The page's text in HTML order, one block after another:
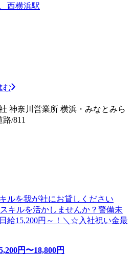
西横浜駅
む
神奈川営業所 横浜・みなとみら
/811
ルを我が社にお貸しください
キルを活かしませんか？警備未
給15,200円～！＼☆入社祝い金最
円〜18,800円